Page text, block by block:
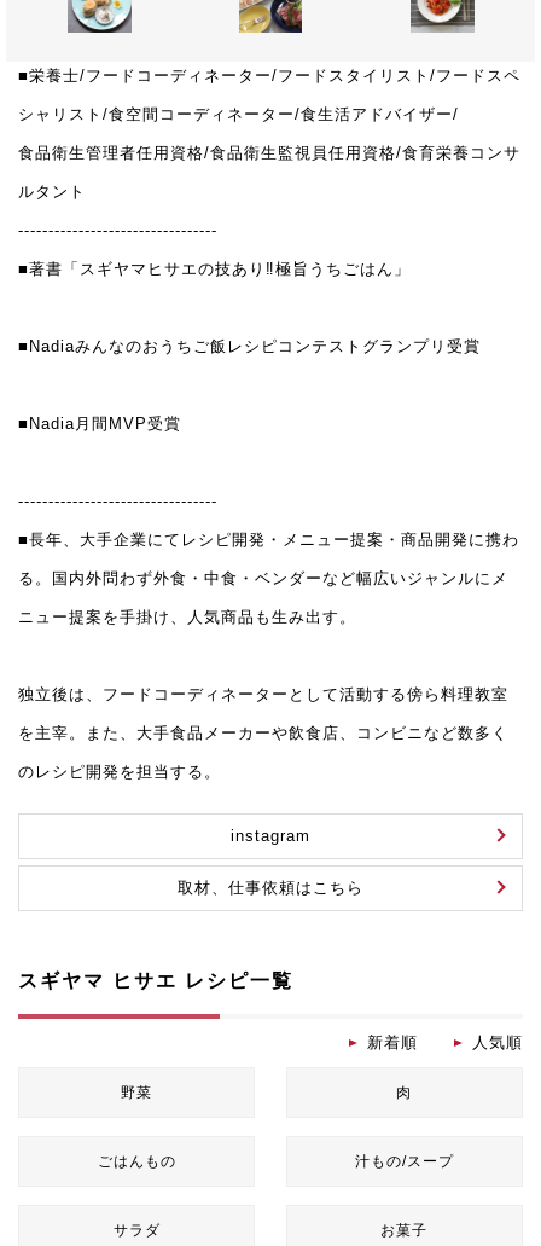
■栄養士/フードコーディネーター/フードスタイリスト/フードスペ
シャリスト/食空間コーディネーター/食生活アドバイザー/
食品衛生管理者任用資格/食品衛生監視員任用資格/食育栄養コンサ
ルタント
---------------------------------
■著書「スギヤマヒサエの技あり‼極旨うちごはん」
■Nadiaみんなのおうちご飯レシピコンテストグランプリ受賞
■Nadia月間MVP受賞
---------------------------------
■長年、大手企業にてレシピ開発・メニュー提案・商品開発に携わ
る。国内外問わず外食・中食・ベンダーなど幅広いジャンルにメ
ニュー提案を手掛け、人気商品も生み出す。
独立後は、フードコーディネーターとして活動する傍ら料理教室
を主宰。また、大手食品メーカーや飲食店、コンビニなど数多く
のレシピ開発を担当する。
instagram
取材、仕事依頼はこちら
スギヤマ ヒサエ レシピ一覧
新着順 人気順
野菜 肉
ごはんもの 汁もの/スープ
サラダ お菓子